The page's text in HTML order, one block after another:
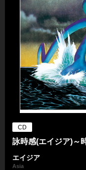
CD
詠時感(エイジア)～
エイジア
Asia